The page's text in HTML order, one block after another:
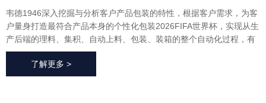
韦德1946深入挖掘与分析客户产品包装的特性，根据客户需求，为客
户量身打造最符合产品本身的个性化包装2026FIFA世界杯，实现从生
产后端的理料、集积、自动上料、包装、装箱的整个自动化过程，有
效地减少了极大限度的降低了人工成本、提高了生产效率、降低了耗
材损耗、帮助客户实现价值最大化。
了解更多 >